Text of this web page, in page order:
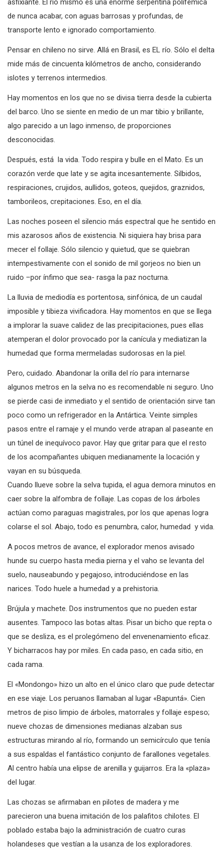
asfixiante. El río mismo es una enorme serpentina polifémica
de nunca acabar, con aguas barrosas y profundas, de
transporte lento e ignorado comportamiento.
Pensar en chileno no sirve. Allá en Brasil, es EL río. Sólo el delta
mide más de cincuenta kilómetros de ancho, considerando
islotes y terrenos intermedios.
Hay momentos en los que no se divisa tierra desde la cubierta
del barco. Uno se siente en medio de un mar tibio y brillante,
algo parecido a un lago inmenso, de proporciones
desconocidas.
Después, está la vida. Todo respira y bulle en el Mato. Es un
corazón verde que late y se agita incesantemente. Silbidos,
respiraciones, crujidos, aullidos, goteos, quejidos, graznidos,
tamborileos, crepitaciones. Eso, en el día.
Las noches poseen el silencio más espectral que he sentido en
mis azarosos años de existencia. Ni siquiera hay brisa para
mecer el follaje. Sólo silencio y quietud, que se quiebran
intempestivamente con el sonido de mil gorjeos no bien un
ruido –por ínfimo que sea- rasga la paz nocturna.
La lluvia de mediodía es portentosa, sinfónica, de un caudal
imposible y tibieza vivificadora. Hay momentos en que se llega
a implorar la suave calidez de las precipitaciones, pues ellas
atemperan el dolor provocado por la canícula y mediatizan la
humedad que forma mermeladas sudorosas en la piel.
Pero, cuidado. Abandonar la orilla del río para internarse
algunos metros en la selva no es recomendable ni seguro. Uno
se pierde casi de inmediato y el sentido de orientación sirve tan
poco como un refrigerador en la Antártica. Veinte simples
pasos entre el ramaje y el mundo verde atrapan al paseante en
un túnel de inequívoco pavor. Hay que gritar para que el resto
de los acompañantes ubiquen medianamente la locación y
vayan en su búsqueda.
Cuando llueve sobre la selva tupida, el agua demora minutos en
caer sobre la alfombra de follaje. Las copas de los árboles
actúan como paraguas magistrales, por los que apenas logra
colarse el sol. Abajo, todo es penumbra, calor, humedad y vida.
A pocos metros de avance, el explorador menos avisado
hunde su cuerpo hasta media pierna y el vaho se levanta del
suelo, nauseabundo y pegajoso, introduciéndose en las
narices. Todo huele a humedad y a prehistoria.
Brújula y machete. Dos instrumentos que no pueden estar
ausentes. Tampoco las botas altas. Pisar un bicho que repta o
que se desliza, es el prolegómeno del envenenamiento eficaz.
Y bicharracos hay por miles. En cada paso, en cada sitio, en
cada rama.
El «Mondongo» hizo un alto en el único claro que pude detectar
en ese viaje. Los peruanos llamaban al lugar «Bapuntá». Cien
metros de piso limpio de árboles, matorrales y follaje espeso;
nueve chozas de dimensiones medianas alzaban sus
estructuras mirando al río, formando un semicírculo que tenía
a sus espaldas el fantástico conjunto de farallones vegetales.
Al centro había una elipse de arenilla y guijarros. Era la «plaza»
del lugar.
Las chozas se afirmaban en pilotes de madera y me
parecieron una buena imitación de los palafitos chilotes. El
poblado estaba bajo la administración de cuatro curas
holandeses que vestían a la usanza de los exploradores.